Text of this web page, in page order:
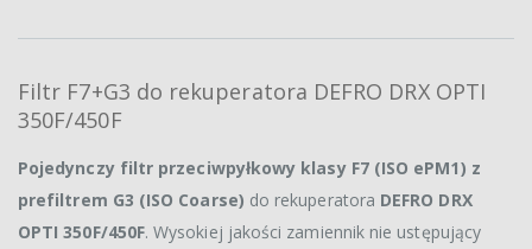
Filtr F7+G3 do rekuperatora DEFRO DRX OPTI
350F/450F
Pojedynczy filtr przeciwpyłkowy klasy F7 (ISO ePM1) z
prefiltrem G3 (ISO Coarse) do rekuperatora DEFRO DRX
OPTI 350F/450F. Wysokiej jakości zamiennik nie ustępujący